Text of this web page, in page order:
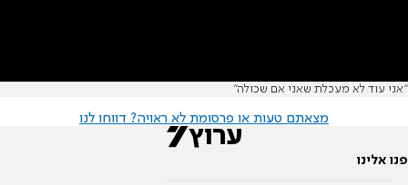
"אני עוד לא מעכלת שאני אם שכולה"
מצאתם טעות או פרסומת לא ראויה? דווחו לנו
פנו אלינו